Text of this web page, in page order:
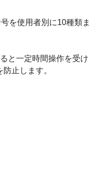
を使用者別に10種類ま
と一定時間操作を受け
止します。